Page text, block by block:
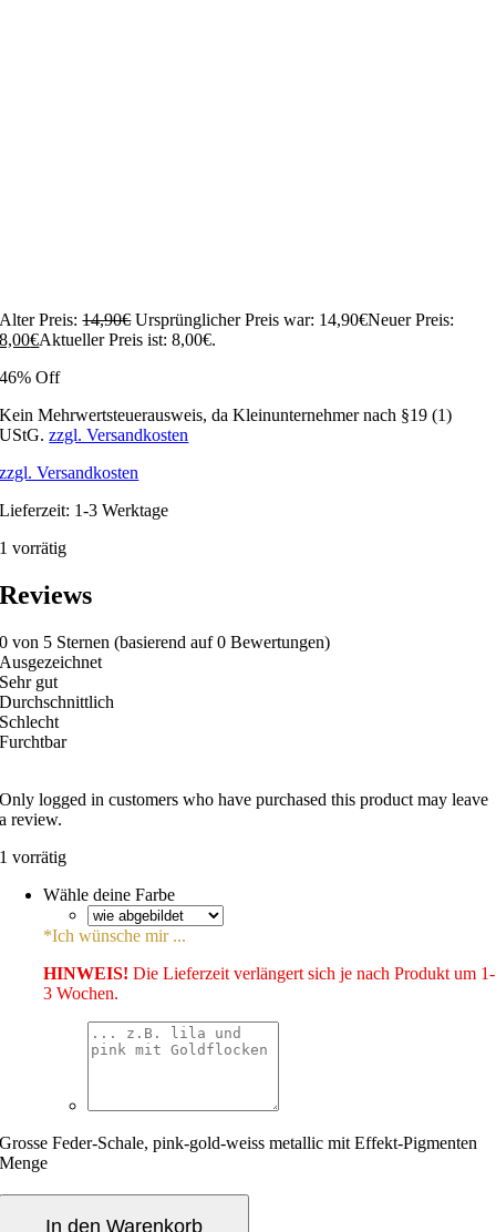
Alter Preis: 14,90€ Ursprünglicher Preis war: 14,90€Neuer Preis:
8,00€Aktueller Preis ist: 8,00€.
46% Off
Kein Mehrwertsteuerausweis, da Kleinunternehmer nach §19 (1)
UStG. zzgl. Versandkosten
zzgl. Versandkosten
Lieferzeit: 1-3 Werktage
1 vorrätig
Reviews
0 von 5 Sternen (basierend auf 0 Bewertungen)
Ausgezeichnet
Sehr gut
Durchschnittlich
Schlecht
Furchtbar
Only logged in customers who have purchased this product may leave
a review.
1 vorrätig
Wähle deine Farbe
*Ich wünsche mir ...
HINWEIS! Die Lieferzeit verlängert sich je nach Produkt um 1-
3 Wochen.
Grosse Feder-Schale, pink-gold-weiss metallic mit Effekt-Pigmenten
Menge
In den Warenkorb